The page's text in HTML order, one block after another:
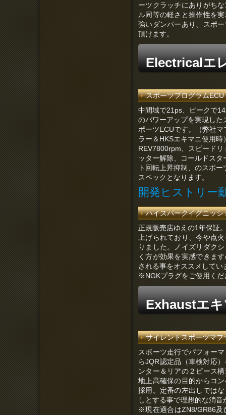
ーツクラッチにありがち
ル同等の軽さと操作性を
強いダンパーあり、スポ
頂けます。
Electricalエ
スポーツプログラム
中間域で21ps、ピークで
のパワーアップを実現した
ポーツECUです。（弊社マ
ラー＆HKSエキマニ使用時
REV7800rpm、スピードリ
ッター解除、
コールドスタ
ト回転上昇抑制、 のスポー
スペックとなります。
開発ヒストリー
ハイスパークイグニッ
正規販売店ゆえの1年保証
上げられており、今や点
りました。ノイズリダク
く方が効果を実感できま
される事をオススメしてい
※NGKプラグをご使用くだ
Exhaustエ
サイレントスポーツマ
スポーツ走行でパフォー
らJQR認定品（車検対応
ンター＆リアの２ピース
地上高確保の目的からコ
採用。定番の左出しでは
しとする事で理想的な消
※現在適合はZN8/GR86及